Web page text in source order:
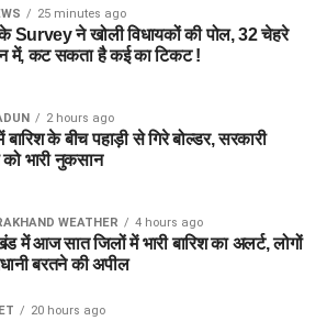
25 minutes ago
Survey ने खोली विधायकों की पोल, 32 चेहरे
में, कट सकता है कई का टिकट !
2 hours ago
बारिश के बीच पहाड़ी से गिरे बोल्डर, सरकारी
भारी नुकसान
WEATHER 4 hours ago
में आज सात जिलों में भारी बारिश का अलर्ट, लोगों
बरतने की अपील
20 hours ago